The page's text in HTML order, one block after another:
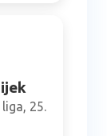
25.